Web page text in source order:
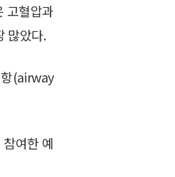
고혈압과
많았다.
(airway
여한 예